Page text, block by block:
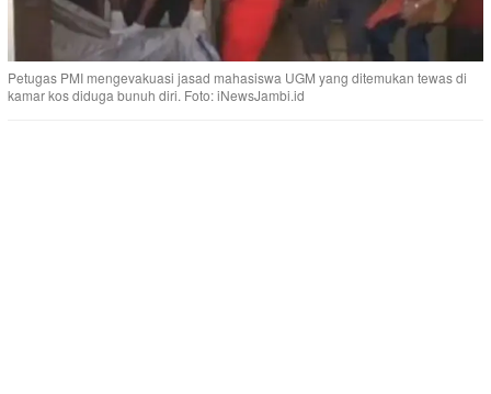
Petugas PMI mengevakuasi jasad mahasiswa UGM yang ditemukan tewas di
kamar kos diduga bunuh diri. Foto: iNewsJambi.id